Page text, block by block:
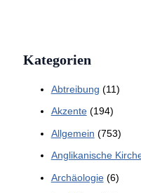
Kategorien
Abtreibung (11)
Akzente(194)
Allgemein (753)
Anglikanische
Archäologie(6)